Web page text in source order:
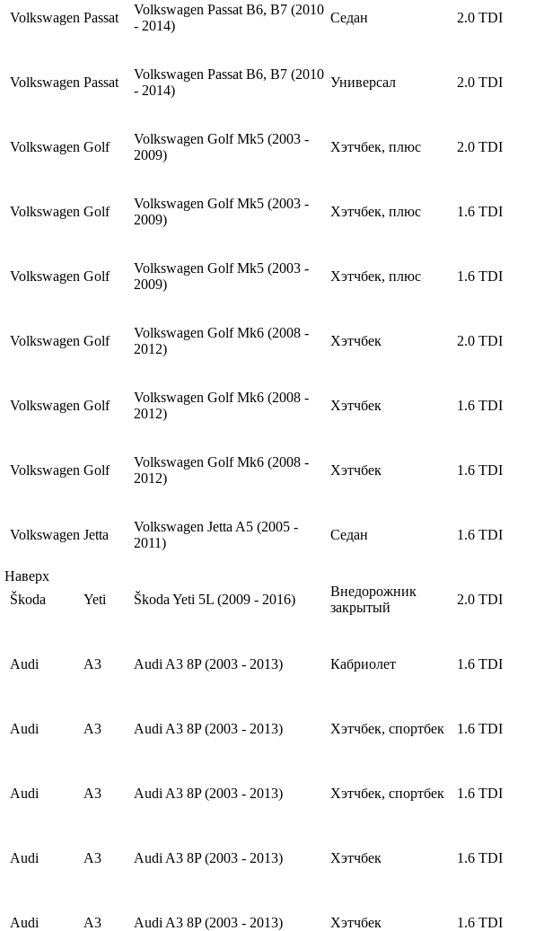
Volkswagen Passat
Volkswagen Passat B6, B7 (2010
- 2014)
Седан 2.0 TDI
Volkswagen Passat
Volkswagen Passat B6, B7 (2010
- 2014)
Универсал 2.0 TDI
Volkswagen Golf
Volkswagen Golf Mk5 (2003 -
2009)
Хэтчбек, плюс 2.0 TDI
Volkswagen Golf
Volkswagen Golf Mk5 (2003 -
2009)
Хэтчбек, плюс 1.6 TDI
Volkswagen Golf
Volkswagen Golf Mk5 (2003 -
2009)
Хэтчбек, плюс 1.6 TDI
Volkswagen Golf
Volkswagen Golf Mk6 (2008 -
2012)
Хэтчбек 2.0 TDI
Volkswagen Golf
Volkswagen Golf Mk6 (2008 -
2012)
Хэтчбек 1.6 TDI
Volkswagen Golf
Volkswagen Golf Mk6 (2008 -
2012)
Хэтчбек 1.6 TDI
Volkswagen Jetta
Volkswagen Jetta A5 (2005 -
2011)
Седан 1.6 TDI
Škoda Yeti Škoda Yeti 5L (2009 - 2016)
Внедорожник
закрытый
2.0 TDI
Audi A3 Audi A3 8P (2003 - 2013) Кабриолет 1.6 TDI
Audi A3 Audi A3 8P (2003 - 2013) Хэтчбек, спортбек 1.6 TDI
Audi A3 Audi A3 8P (2003 - 2013) Хэтчбек, спортбек 1.6 TDI
Audi A3 Audi A3 8P (2003 - 2013) Хэтчбек 1.6 TDI
Audi A3 Audi A3 8P (2003 - 2013) Хэтчбек 1.6 TDI
Наверх